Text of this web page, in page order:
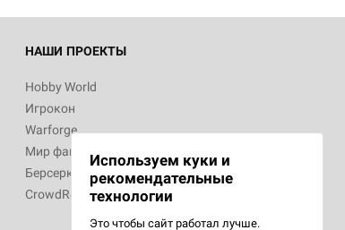
НАШИ ПРОЕКТЫ
Hobby World
Игрокон
Warforge
Мир фантастики
Берсерк
CrowdRepublic
Используем куки и
рекомендательные
технологии
Это чтобы сайт работал лучше.